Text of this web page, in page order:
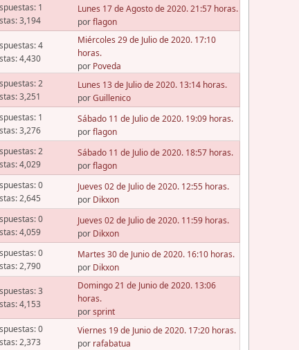
1
3,194
Lunes 17 de Agosto de 2020. 21:57 horas.
porflagon
4
4,430
Miércoles 29 de Julio de 2020. 17:10
horas.
por Poveda
2
3,251
Lunes 13 de Julio de 2020. 13:14 horas.
porGuillenico
1
3,276
Sábado 11 de Julio de 2020. 19:09 horas.
porflagon
2
4,029
Sábado 11 de Julio de 2020. 18:57 horas.
porflagon
0
2,645
Jueves 02 de Julio de 2020. 12:55 horas.
por Dikxon
0
4,059
Jueves 02 de Julio de 2020. 11:59 horas.
por Dikxon
0
2,790
Martes 30 de Junio de 2020. 16:10 horas.
por Dikxon
3
4,153
Domingo 21 de Junio de 2020. 13:06
horas.
porsprint
0
2,373
Viernes 19 de Junio de 2020. 17:20 horas.
por rafabatua